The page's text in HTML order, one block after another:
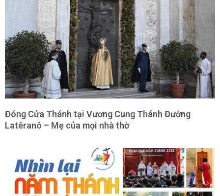
Đóng Cửa Thánh tại Vương Cung Thánh Đường
Latêranô – Mẹ của mọi nhà thờ